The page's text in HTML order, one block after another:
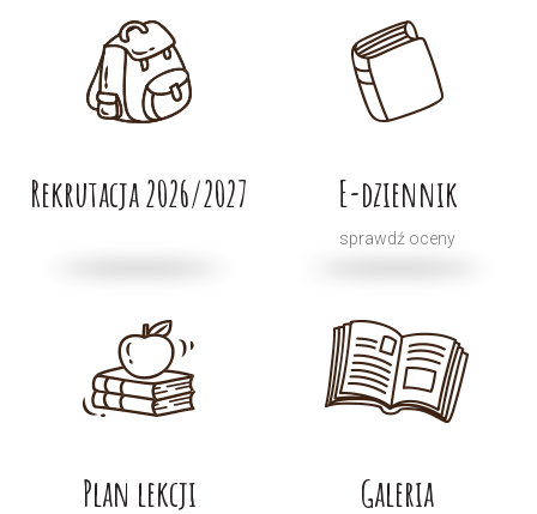
Rekrutacja 2026/2027 E-dziennik
sprawdź oceny
Plan lekcji Galeria